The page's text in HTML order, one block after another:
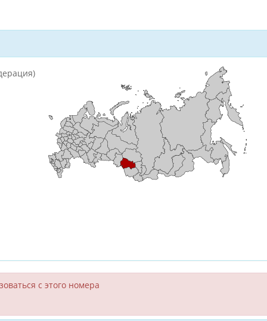
с этого номера